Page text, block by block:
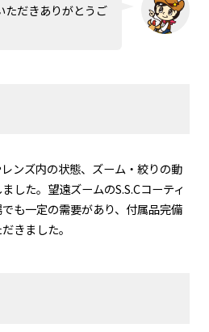
ただきありがとうご
ンズ内の状態、ズーム・絞りの動
した。望遠ズームのS.S.Cコーティ
も一定の需要があり、付属品完備
きました。